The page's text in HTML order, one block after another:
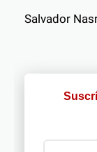
Salvador